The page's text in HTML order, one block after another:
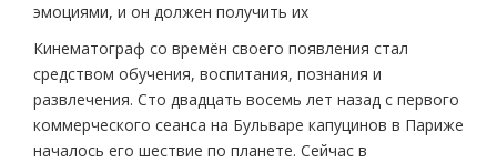
эмоциями, и он должен получить их
Кинематограф со времён своего появления стал
средством обучения, воспитания, познания и
развлечения. Сто двадцать восемь лет назад с первого
коммерческого сеанса на Бульваре капуцинов в Париже
началось его шествие по планете. Сейчас в